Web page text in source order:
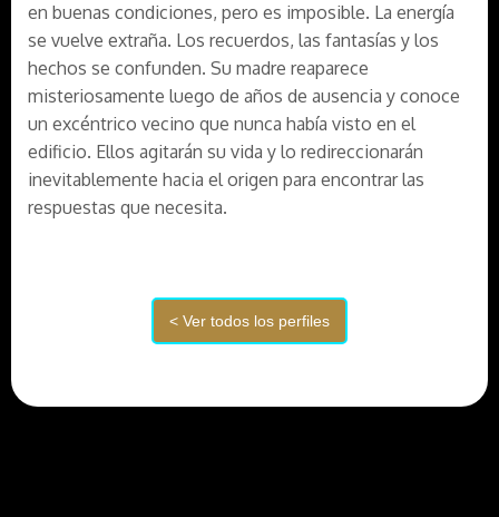
en buenas condiciones, pero es imposible. La energía
se vuelve extraña. Los recuerdos, las fantasías y los
hechos se confunden. Su madre reaparece
misteriosamente luego de años de ausencia y conoce
un excéntrico vecino que nunca había visto en el
edificio. Ellos agitarán su vida y lo redireccionarán
inevitablemente hacia el origen para encontrar las
respuestas que necesita.